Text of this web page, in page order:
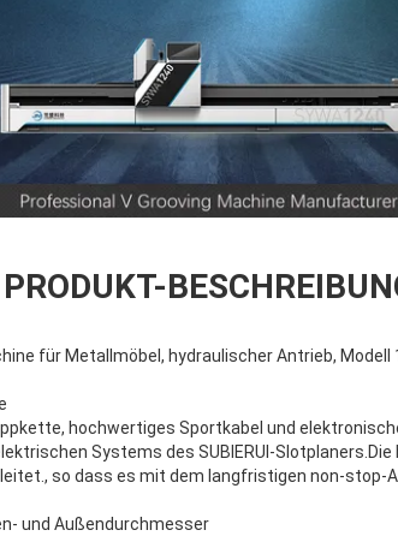
PRODUKT-
für Metallmöbel, hydraulischer Antrieb, Modell
hochwertiges Sportkabel und
Systems des SUBIERUI-
so dass es mit dem langfristigen non-stop-
und Außendurchmesser